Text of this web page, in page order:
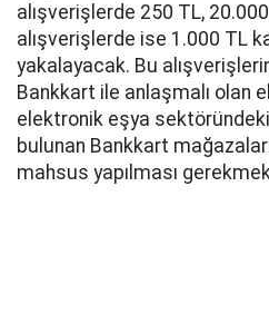
alışverişlerde 250 TL,
alışverişlerde ise 1.000 TL
yakalayacak. Bu
Bankkart ile anlaşmalı olan
elektronik eşya
bulunan Bankkart
mahsus yapılması